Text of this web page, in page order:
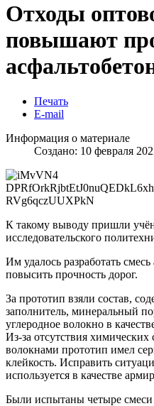
Отходы
повышают
Печать
E-mail
Информация о материале
Создано: 10 февраля
К такому выводу пришли
исследовательского
Им удалось разработать
повысить прочность дорог.
За прототип взяли состав,
заполнитель, минеральный
углеродное волокно в
Из-за отсутствия
волокнами прототип имел
клейкость. Исправить
используется в качестве
Были испытаны четыре смеси